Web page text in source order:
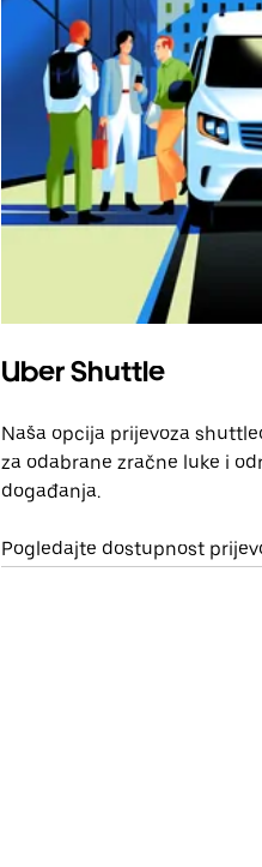
Uber Shuttle
Naša opcija prijevoza
za odabrane zračne luke i
događanja.
Pogledajte dostupnost